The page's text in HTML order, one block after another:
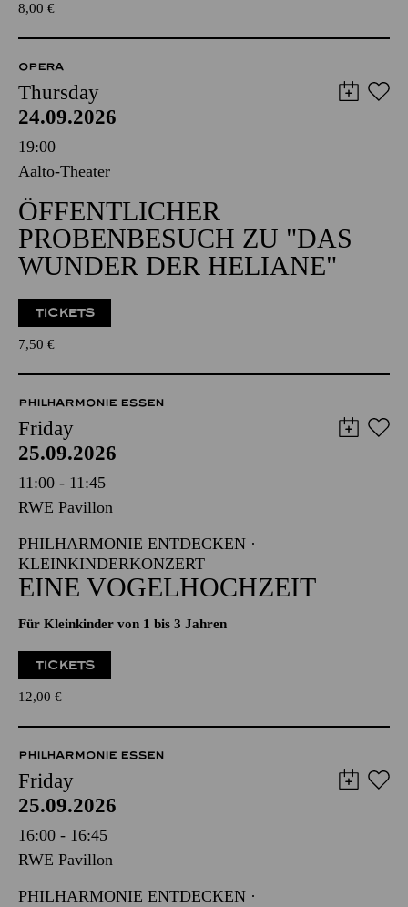
8,00 €
OPERA
Thursday
24.09.2026
19:00
Aalto-Theater
ÖFFENTLICHER
PROBENBESUCH ZU "DAS
WUNDER DER HELIANE"
TICKETS
7,50 €
PHILHARMONIE ESSEN
Friday
25.09.2026
11:00 - 11:45
RWE Pavillon
PHILHARMONIE ENTDECKEN ·
KLEINKINDERKONZERT
EINE VOGELHOCHZEIT
Für Kleinkinder von 1 bis 3 Jahren
TICKETS
12,00 €
PHILHARMONIE ESSEN
Friday
25.09.2026
16:00 - 16:45
RWE Pavillon
PHILHARMONIE ENTDECKEN ·